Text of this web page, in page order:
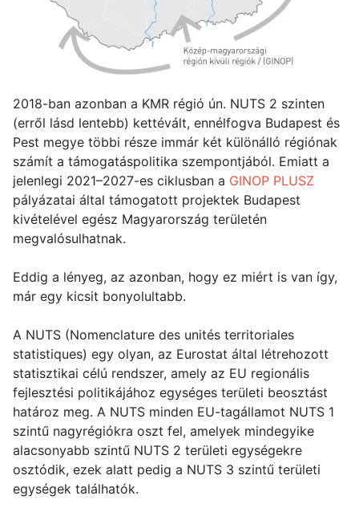
2018-ban azonban a KMR régió ún. NUTS 2 szinten
(erről lásd lentebb) kettévált, ennélfogva Budapest és
Pest megye többi része immár két különálló régiónak
számít a támogatáspolitika szempontjából. Emiatt a
jelenlegi 2021–2027-es ciklusban a GINOP PLUSZ
pályázatai által támogatott projektek Budapest
kivételével egész Magyarország területén
megvalósulhatnak.
Eddig a lényeg, az azonban, hogy ez miért is van így,
már egy kicsit bonyolultabb.
A NUTS (Nomenclature des unités territoriales
statistiques) egy olyan, az Eurostat által létrehozott
statisztikai célú rendszer, amely az EU regionális
fejlesztési politikájához egységes területi beosztást
határoz meg. A NUTS minden EU-tagállamot NUTS 1
szintű nagyrégiókra oszt fel, amelyek mindegyike
alacsonyabb szintű NUTS 2 területi egységekre
osztódik, ezek alatt pedig a NUTS 3 szintű területi
egységek találhatók.